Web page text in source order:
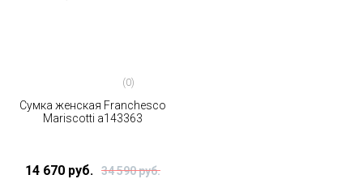
(0)
Сумка женская Franchesco
Mariscotti а143363
14 670 руб. 34 590 руб.